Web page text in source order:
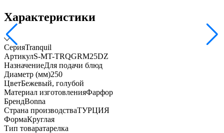
Характеристики
СерияTranquil
АртикулS-MT-TRQGRM25DZ
НазначениеДля подачи блюд
Диаметр (мм)250
ЦветБежевый, голубой
Материал изготовленияФарфор
БрендBonna
Страна производстваТУРЦИЯ
ФормаКруглая
Тип товаратарелка